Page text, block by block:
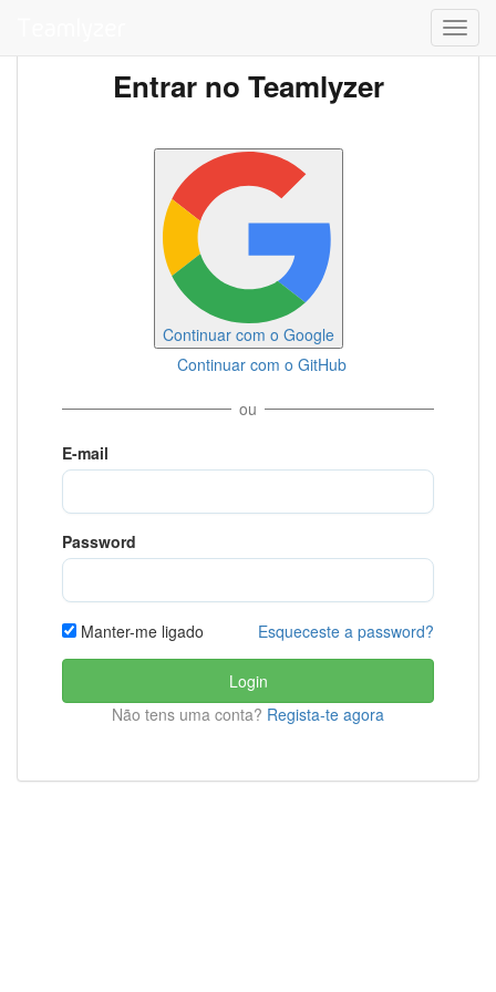
Entrar no Teamlyzer
Continuar com o Google
Continuar com o GitHub
ou
E-mail
Password
Manter-me ligado Esqueceste a password?
Login
Não tens uma conta? Regista-te agora